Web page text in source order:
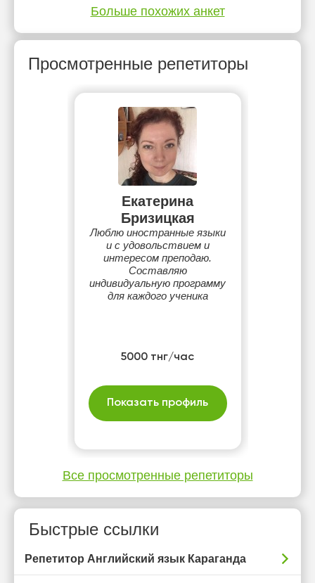
Больше похожих анкет
Просмотренные репетиторы
Екатерина
Бризицкая
Люблю иностранные языки
и с удовольствием и
интересом преподаю.
Составляю
индивидуальную программу
для каждого ученика
5000 тнг/час
Показать профиль
Все просмотренные репетиторы
Быстрые ссылки
Репетитор Английский язык Караганда